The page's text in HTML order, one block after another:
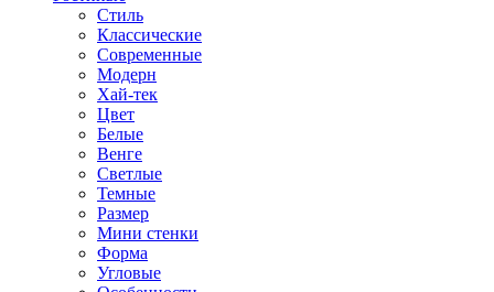
Стиль
Классические
Современные
Модерн
Хай-тек
Цвет
Белые
Венге
Светлые
Темные
Размер
Мини стенки
Форма
Угловые